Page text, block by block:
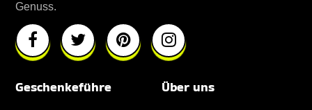
Genuss.
Geschenkeführe Über uns